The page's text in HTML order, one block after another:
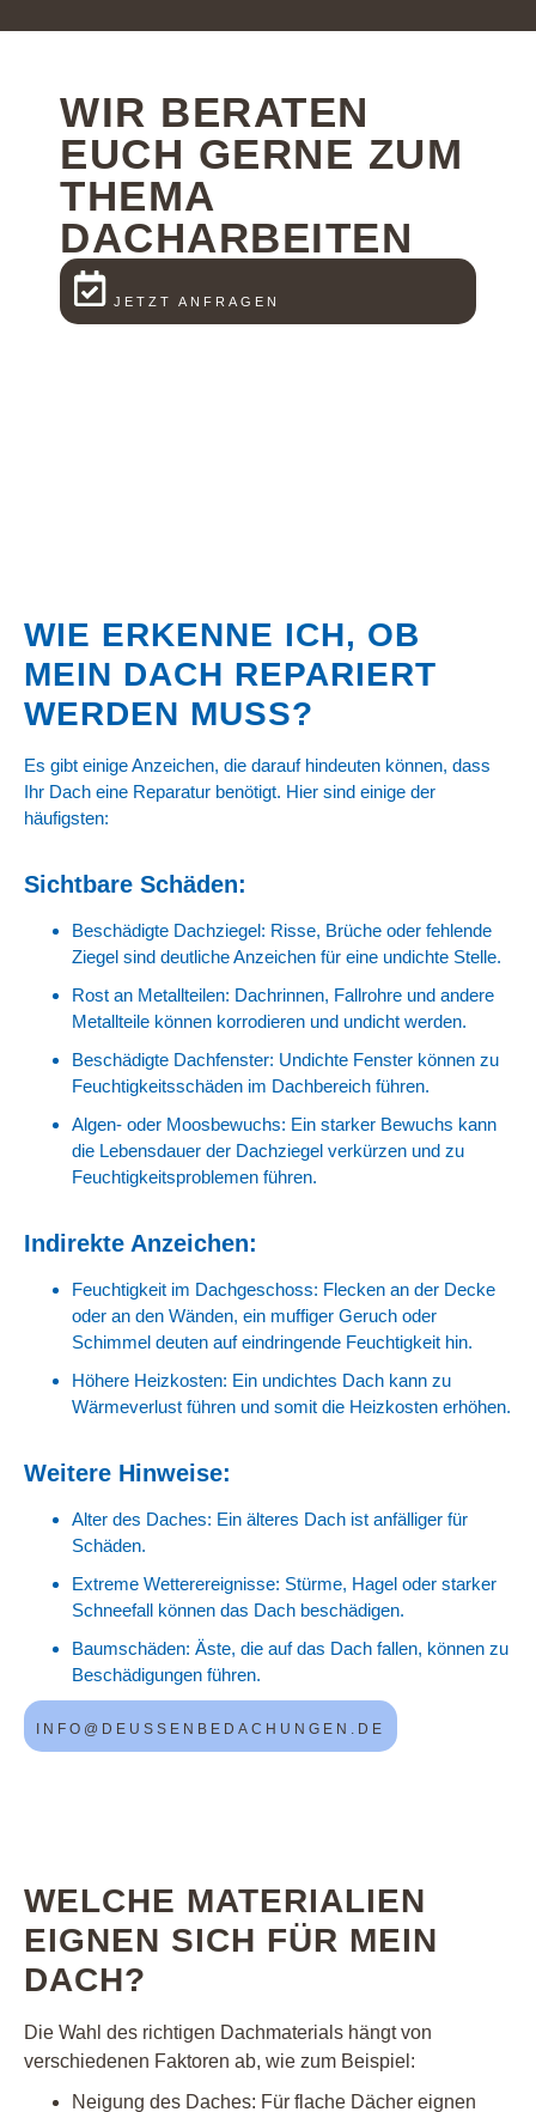
WIR BERATEN
EUCH GERNE ZUM
THEMA
DACHARBEITEN
JETZT ANFRAGEN
WIE ERKENNE ICH, OB
MEIN DACH REPARIERT
WERDEN MUSS?
Es gibt einige Anzeichen, die darauf hindeuten können, dass
Ihr Dach eine Reparatur benötigt. Hier sind einige der
häufigsten:
Sichtbare Schäden:
Beschädigte Dachziegel: Risse, Brüche oder fehlende
Ziegel sind deutliche Anzeichen für eine undichte Stelle.
Rost an Metallteilen: Dachrinnen, Fallrohre und andere
Metallteile können korrodieren und undicht werden.
Beschädigte Dachfenster: Undichte Fenster können zu
Feuchtigkeitsschäden im Dachbereich führen.
Algen- oder Moosbewuchs: Ein starker Bewuchs kann
die Lebensdauer der Dachziegel verkürzen und zu
Feuchtigkeitsproblemen führen.
Indirekte Anzeichen:
Feuchtigkeit im Dachgeschoss: Flecken an der Decke
oder an den Wänden, ein muffiger Geruch oder
Schimmel deuten auf eindringende Feuchtigkeit hin.
Höhere Heizkosten: Ein undichtes Dach kann zu
Wärmeverlust führen und somit die Heizkosten erhöhen.
Weitere Hinweise:
Alter des Daches: Ein älteres Dach ist anfälliger für
Schäden.
Extreme Wetterereignisse: Stürme, Hagel oder starker
Schneefall können das Dach beschädigen.
Baumschäden: Äste, die auf das Dach fallen, können zu
Beschädigungen führen.
INFO@DEUSSENBEDACHUNGEN.DE
WELCHE MATERIALIEN
EIGNEN SICH FÜR MEIN
DACH?
Die Wahl des richtigen Dachmaterials hängt von
verschiedenen Faktoren ab, wie zum Beispiel:
Neigung des Daches: Für flache Dächer eignen